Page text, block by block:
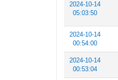
2024-10-14
05:03:50
2024-10-14
00:54:00
2024-10-14
00:53:04